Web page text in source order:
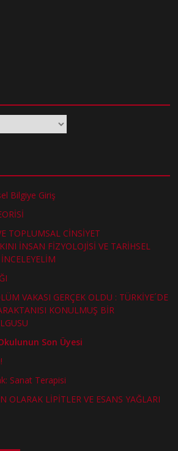
Bilgiye Giriş
TOPLUMSAL CİNSİYET
İNSAN FİZYOLOJİSİ VE TARİHSEL
VAKASI GERÇEK OLDU : TÜRKİYE´DE
KONULMUŞ BİR
Son Üyesi
Sanat Terapisi
OLARAK LİPİTLER VE ESANS YAĞLARI